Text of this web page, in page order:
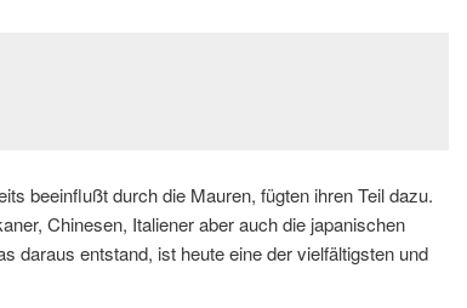
beeinflußt durch die Mauren, fügten ihren Teil dazu.
Chinesen, Italiener aber auch die japanischen
daraus entstand, ist heute eine der vielfältigsten und